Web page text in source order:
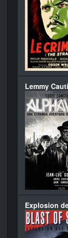
Lemmy
Explosion